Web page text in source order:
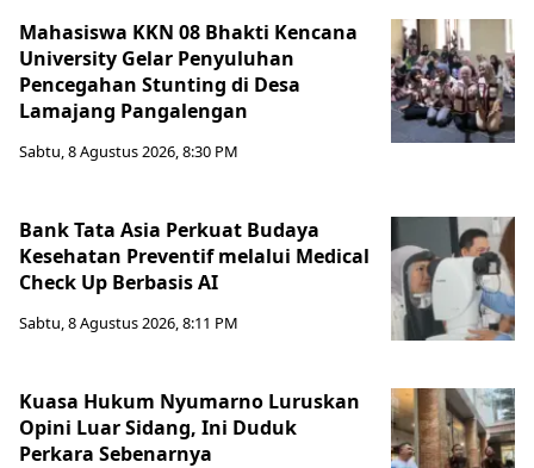
Mahasiswa KKN 08 Bhakti Kencana
University Gelar Penyuluhan
Pencegahan Stunting di Desa
Lamajang Pangalengan
Sabtu, 8 Agustus 2026, 8:30 PM
Bank Tata Asia Perkuat Budaya
Kesehatan Preventif melalui Medical
Check Up Berbasis AI
Sabtu, 8 Agustus 2026, 8:11 PM
Kuasa Hukum Nyumarno Luruskan
Opini Luar Sidang, Ini Duduk
Perkara Sebenarnya ​